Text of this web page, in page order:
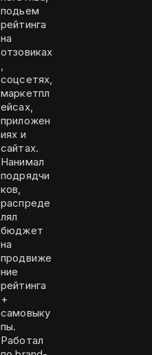
подьем
рейтинга
на
отзовиках
,
соцсетях,
маркетпл
ейсах,
приложен
иях и
сайтах.
Нанимал
подрядчи
ков,
распреде
лял
бюджет
на
продвиже
ние
рейтинга
+
самовыку
пы.
Работал